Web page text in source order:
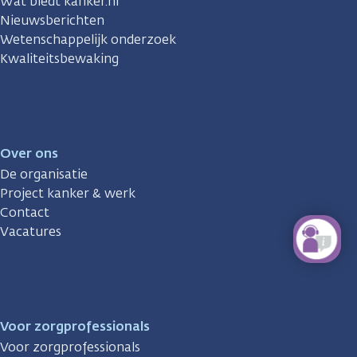
Nieuwsberichten
Wetenschappelijk onderzoek
Kwaliteitsbewaking
Over ons
De organisatie
Project kanker & werk
Contact
Vacatures
Voor zorgprofessionals
Voor zorgprofessionals